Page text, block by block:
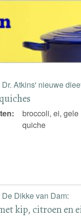
Dr. Atkins' nieuwe
broccoli, ei, gele
quiche
De Dikke van Dam:
kip, citroen en